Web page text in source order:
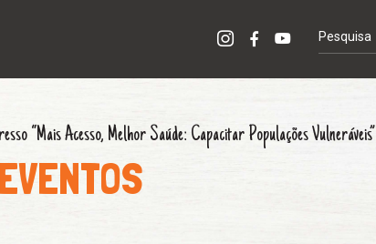
“Mais Acesso, Melhor Saúde: Capacitar Populações Vulneráveis”
EVENTOS